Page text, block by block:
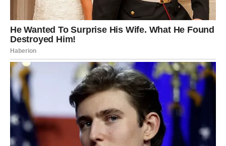
odmah osetiti posebnu povezanost.
Zauzeti pripadnici ovog znaka rešavaju stare
nesporazume i ulaze u mnogo stabilniji odnos.
Sudbina vas nagrađuje zbog strpljenja koje ste pokazali.
Vaga
Vage će danas želeti mir, iskrenost i nežnost.